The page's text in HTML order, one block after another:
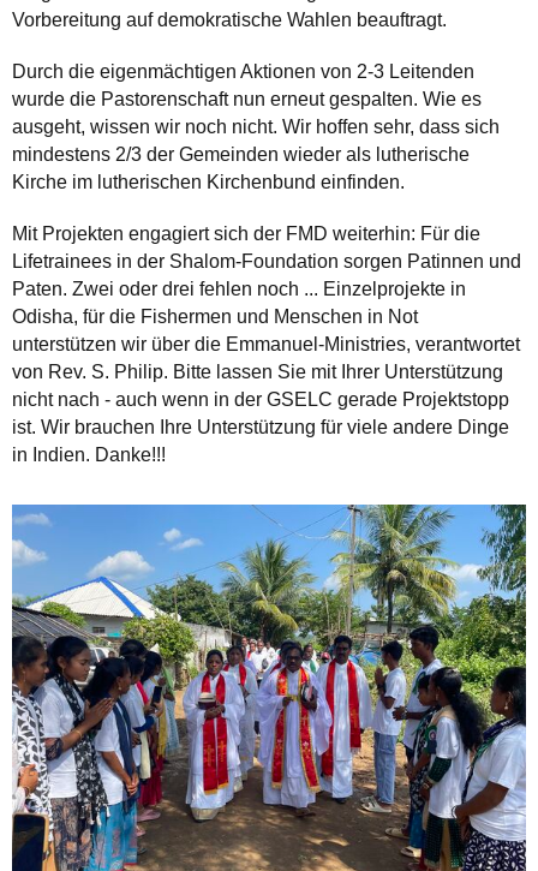
Vorbereitung auf demokratische Wahlen beauftragt.
Durch die eigenmächtigen Aktionen von 2-3 Leitenden
wurde die Pastorenschaft nun erneut gespalten. Wie es
ausgeht, wissen wir noch nicht. Wir hoffen sehr, dass sich
mindestens 2/3 der Gemeinden wieder als lutherische
Kirche im lutherischen Kirchenbund einfinden.
Mit Projekten engagiert sich der FMD weiterhin: Für die
Lifetrainees in der Shalom-Foundation sorgen Patinnen und
Paten. Zwei oder drei fehlen noch ... Einzelprojekte in
Odisha, für die Fishermen und Menschen in Not
unterstützen wir über die Emmanuel-Ministries, verantwortet
von Rev. S. Philip. Bitte lassen Sie mit Ihrer Unterstützung
nicht nach - auch wenn in der GSELC gerade Projektstopp
ist. Wir brauchen Ihre Unterstützung für viele andere Dinge
in Indien. Danke!!!